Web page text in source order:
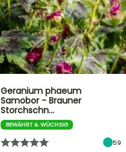
Geranium phaeum
Samobor - Brauner
Storchschn…
BEWÄHRT & WÜCHSIG
59